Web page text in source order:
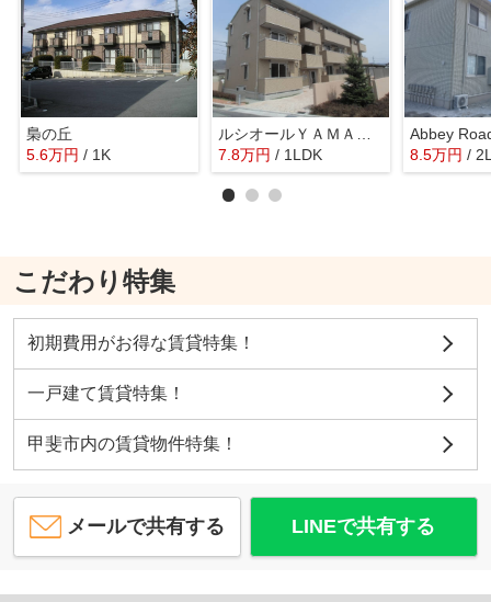
梟の丘
5.6万円 / 1K
7.8万円 / 1LDK
Abbey
8.5万円 /
こだわり特集
初期費用がお得な賃貸特集！
一戸建て賃貸特集！
甲斐市内の賃貸物件特集！
メールで共有する LINEで共有する